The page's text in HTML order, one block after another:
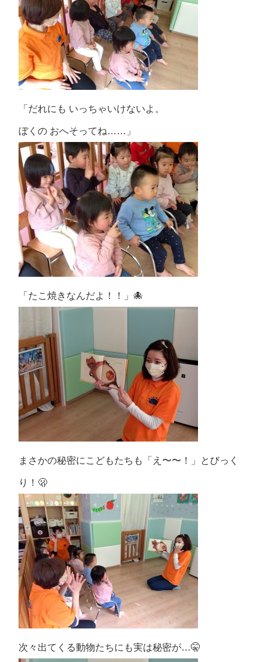
「だれにも いっちゃいけないよ。
ぼくの おへそってね……」
「たこ焼きなんだよ！！」🐙
まさかの秘密にこどもたちも「え〜〜！」とびっく
り！🫢
次々出てくる動物たちにも実は秘密が…🤫